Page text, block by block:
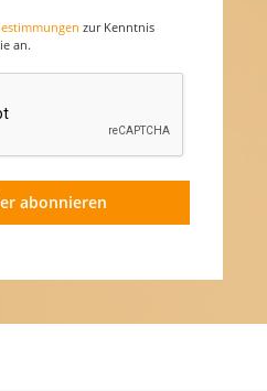
zur Kenntnis
an.
abonnieren